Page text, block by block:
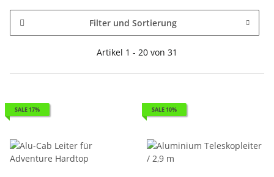
Filter und Sortierung
Artikel 1 - 20 von 31
SALE 17% SALE 10%